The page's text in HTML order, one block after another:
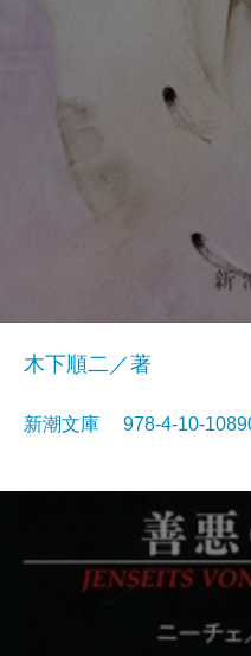
木下順二／著
新潮文庫 978-4-10-